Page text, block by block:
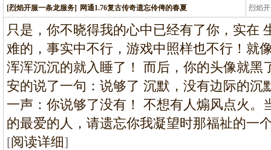
[烈焰开服一条龙服务] 网通1.76复古传奇遗忘伶俜的春夏 烈焰
龙
只是，你不晓得我的心中已经有了你，实在
难的，事实中不行，游戏中照样也不行！就
浑浑沉沉的就入睡了！ 而后，你的头像就黑
安的说了一句：说够了 沉默，没有边际的沉
一声：你说够了没有！ 不想有人煽风点火。
的最爱的人，请遗忘你我凝望时那福祉的一
[阅读详细]